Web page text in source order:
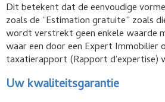
Dit betekent dat de eenvoudige
zoals de “Estimation gratuite” zoals
wordt verstrekt geen enkele waarde
waar een door een Expert Immobilier
taxatierapport (Rapport d'expertise)
Uw kwaliteitsgarantie